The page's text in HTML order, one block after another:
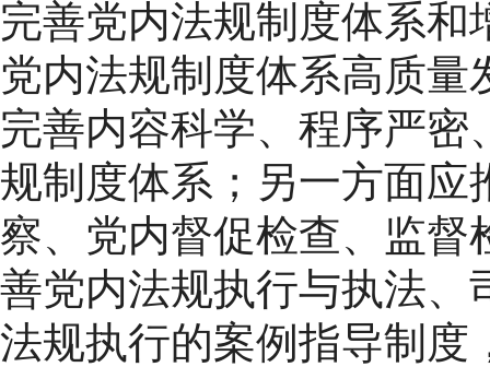
完善党内法规制度体系
党内法规制度体系高质
完善内容科学、程序严
规制度体系；另一方面应
察、党内督促检查、监督
善党内法规执行与执法、
法规执行的案例指导制度